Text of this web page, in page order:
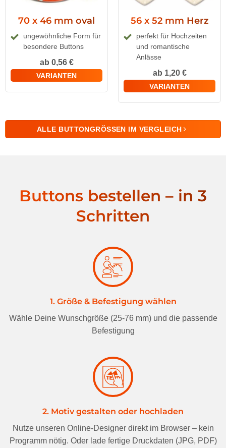
70 x 46 mm oval
ungewöhnliche Form für
besondere Buttons
ab 0,56 €
VARIANTEN
56 x 52 mm Herz
perfekt für Hochzeiten
und romantische
Anlässe
ab 1,20 €
VARIANTEN
ALLE BUTTONGRÖSSEN IM VERGLEICH
Buttons bestellen – in 3
Schritten
1. Größe & Befestigung wählen
Wähle Deine Wunschgröße (25-76 mm) und die passende
Befestigung
2. Motiv gestalten oder hochladen
Nutze unseren Online-Designer direkt im Browser – kein
Programm nötig. Oder lade fertige Druckdaten (JPG, PDF)